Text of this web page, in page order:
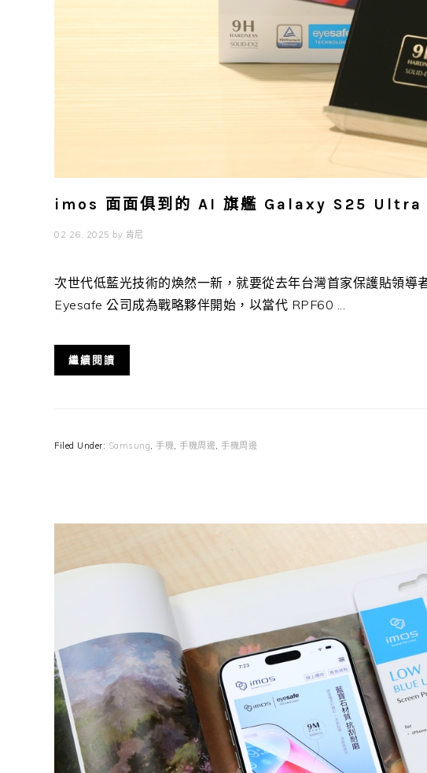
imos 面面俱到的 AI 旗艦 Galaxy S25 Ultra
02 26, 2025 by 肯尼
次世代低藍光技術的煥然一新，就要從去年台灣首家保護貼領導
Eyesafe 公司成為戰略夥伴開始，以當代 RPF60 ...
繼續閱讀
Filed Under: Samsung, 手機, 手機周邊, 手機周邊